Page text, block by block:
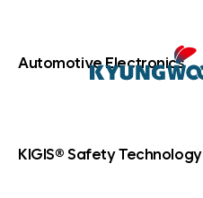
Automotive Electronics
KIGIS® Safety Technology